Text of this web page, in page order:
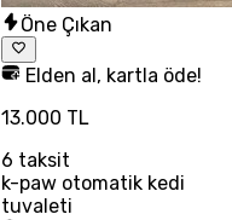
Öne Çıkan
Elden al, kartla öde!
13.000 TL
6 taksit
k-paw otomatik kedi
tuvaleti